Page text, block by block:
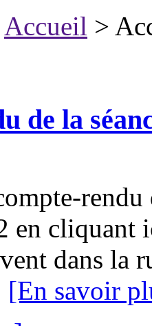
Accueil >
de la
en cliquant
dans
[En savoir